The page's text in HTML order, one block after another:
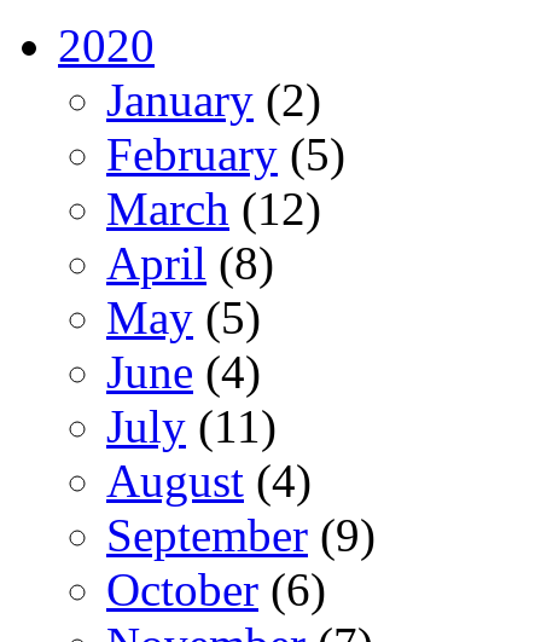
2020
January (2)
February (5)
March (12)
April (8)
May (5)
June (4)
July (11)
August (4)
September (9)
October (6)